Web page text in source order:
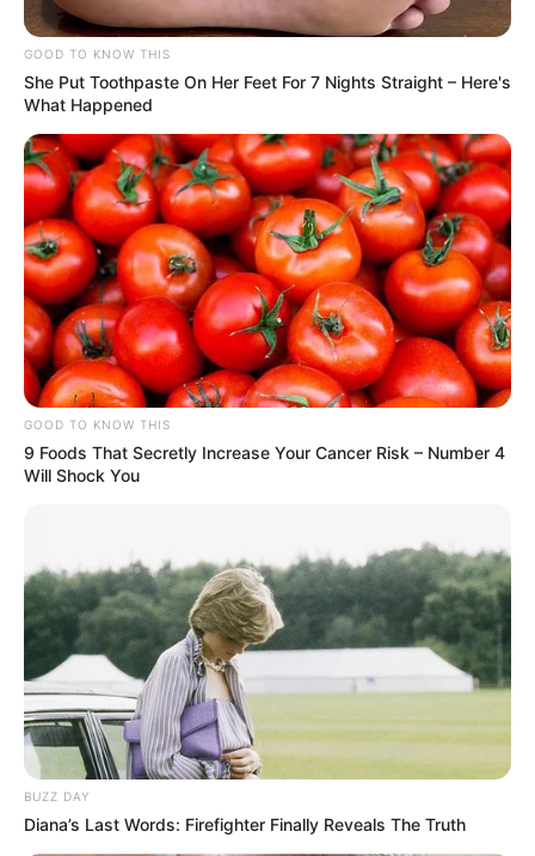
GOOD TO KNOW THIS
She Put Toothpaste On Her Feet For 7 Nights Straight – Here's
What Happened
GOOD TO KNOW THIS
9 Foods That Secretly Increase Your Cancer Risk – Number 4
Will Shock You
BUZZ DAY
Diana’s Last Words: Firefighter Finally Reveals The Truth